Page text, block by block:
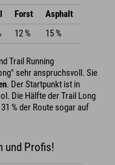
Forst
Asphalt
12 % 15 %
Trail Running
sehr anspruchsvoll. Sie
. Der Startpunkt ist in
Die Hälfte der Trail Long
% der Route sogar auf
und Profis!